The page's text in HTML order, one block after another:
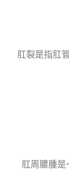
肛裂是指肛
肛周膿腫